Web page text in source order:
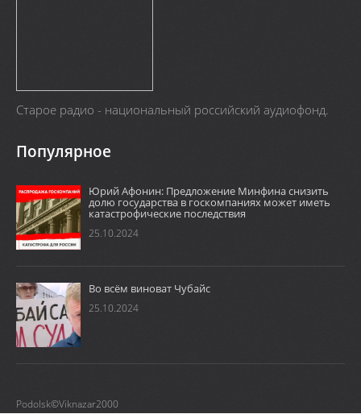
Старое радио - национальный российский аудиофонд.
Популярное
Юрий Афонин: Предложение Минфина снизить
долю государства в госкомпаниях может иметь
катастрофические последствия
25.10.2024
Во всём виноват Чубайс
25.10.2024
Podolsk©Viknazar2000